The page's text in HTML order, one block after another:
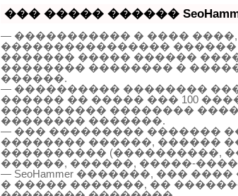
��� ����� ������
— ����������� � ���� ����,
���������������� ������
������� ����� ������
�������� �������� �
������.
— ���������� ��������
������ �� ����� ��� 100
���������� ��������
�������� �������.
— ��� ��������� �������
�������� ������, ������
���������� (����������,
������, ������, �����-
— SeoHammer �������, ���
� ����� �������, ��